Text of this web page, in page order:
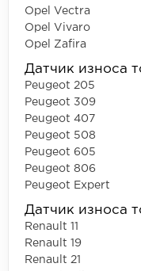
Opel Vectra
Opel Vivaro
Opel Zafira
Датчик износа
Peugeot 205
Peugeot 309
Peugeot 407
Peugeot 508
Peugeot 605
Peugeot 806
Peugeot Expert
Датчик износа
Renault 11
Renault 19
Renault 21